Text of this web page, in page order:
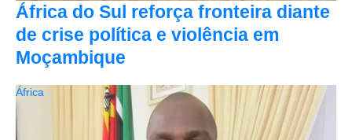
África do Sul reforça fronteira diante
de crise política e violência em
Moçambique
África